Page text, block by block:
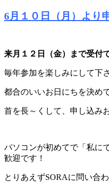
6月１０日（月）より
来月１２日（金）まで受付
毎年参加を楽しみにして下
都合のいいお日にちを決め
首を長～くして、申し込み
パソコンが初めてで「私に
歓迎です！
とりあえずSORAに問い合